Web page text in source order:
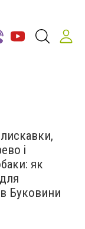
і
як
Буковини